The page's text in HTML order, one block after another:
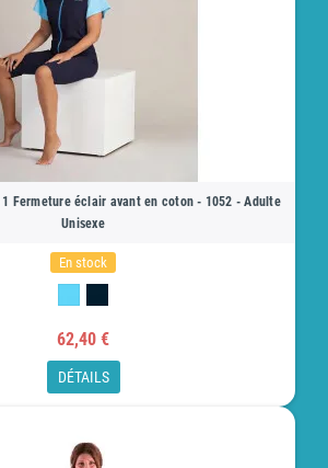
Fermeture éclair avant en coton - 1052 - Adulte
Unisexe
En stock
62,40 €
DÉTAILS